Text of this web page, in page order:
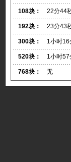
108块： 22分44
192块： 23分43
300块： 1小时
520块： 1小时
768块： 无